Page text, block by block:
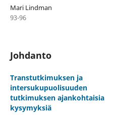
Mari Lindman
93-96
Johdanto
Transtutkimuksen ja
intersukupuolisuuden
tutkimuksen ajankohtaisia
kysymyksiä